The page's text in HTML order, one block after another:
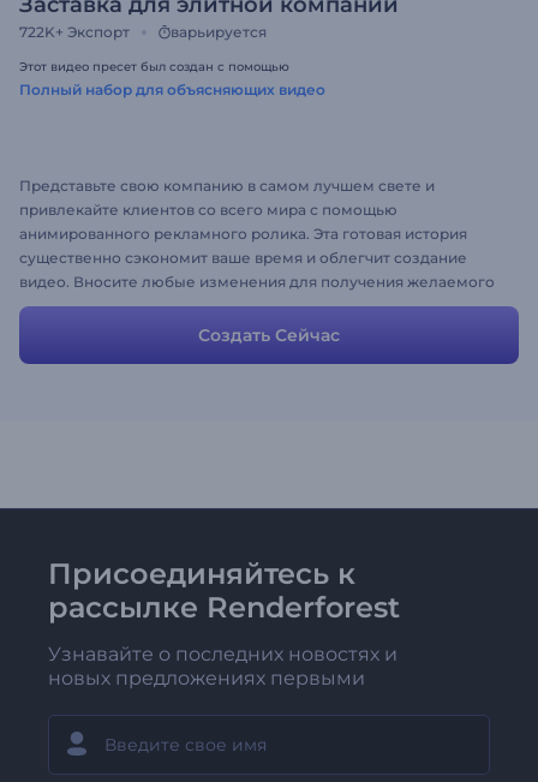
722K+ Экспорт варьируется
Этот видео пресет был создан с помощью
Полный набор для объясняющих видео
Представьте свою компанию в самом лучшем свете и
привлекайте клиентов со всего мира с помощью
анимированного рекламного ролика. Эта готовая история
существенно сэкономит ваше время и облегчит создание
видео. Вносите любые изменения для получения желаемого
эффекта. Кстати, вы можете поменять сцены и тексты,
загрузить медиа-файлы, настроить цвета и стили, и создать
идеальную видео презентацию своей компании.
Создать Сейчас
Присоединяйтесь к
рассылке Renderforest
Узнавайте о последних новостях и
новых предложениях первыми